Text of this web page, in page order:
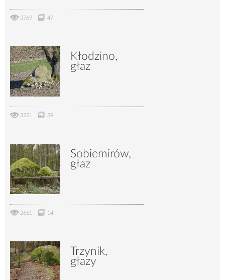
3769 47
Kłodzino,
głaz
3221 39
Sobiemirów,
głaz
2661 14
Trzynik,
głazy